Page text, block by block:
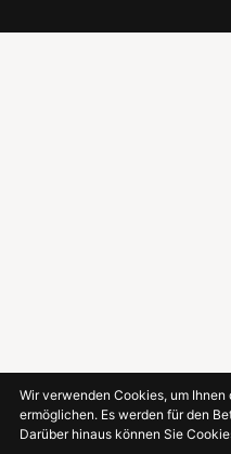
Wir verwenden Cookies, um
ermöglichen. Es werden für den
Darüber hinaus können Sie